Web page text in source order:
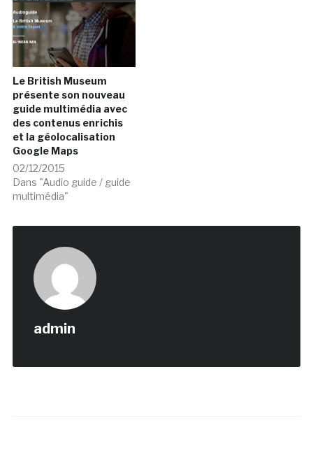
Le British Museum
présente son nouveau
guide multimédia avec
des contenus enrichis
et la géolocalisation
Google Maps
02/12/2015
Dans "Audio guide / guide
multimédia"
admin